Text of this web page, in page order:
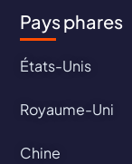
Pays phares
États-Unis
Royaume-Uni
Chine